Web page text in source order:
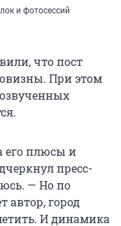
и фотосессий
что пост
При этом
его плюсы и
пресс-
— Но по
автор, город
И динамика